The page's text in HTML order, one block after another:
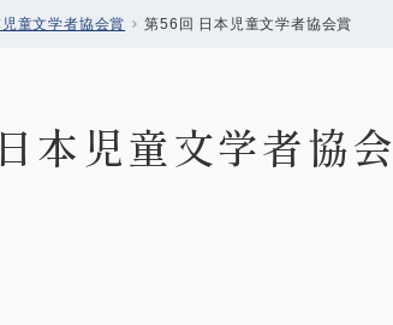
児童文学者協会賞 第56回 日本児童文学者協会賞
本児童文学者協